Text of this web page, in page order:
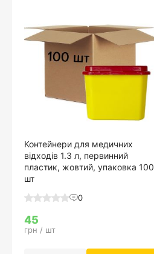
Контейнери для медичних
відходів 1.3 л, первинний
пластик, жовтий, упаковка 100
шт
0
45
грн / шт